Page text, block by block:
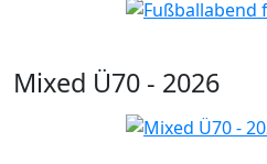
Mixed Ü70 - 2026